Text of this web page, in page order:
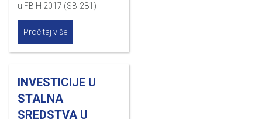
u FBiH 2017 (SB-281)
Pročitaj više
INVESTICIJE U
STALNA
SREDSTVA U